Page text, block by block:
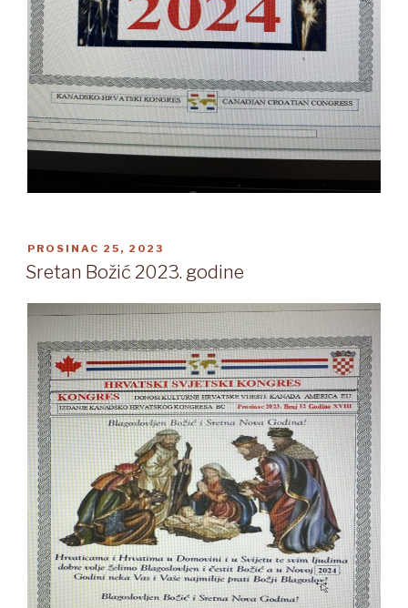
OBJAVLJENO
PROSINAC 25, 2023
Sretan Božić 2023. godine